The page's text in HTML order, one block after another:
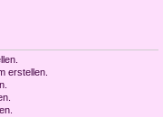
erstellen.